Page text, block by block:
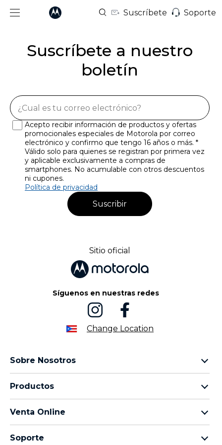
Suscríbete Soporte
Suscríbete a nuestro
boletín
Suscribir
Acepto recibir información de productos y ofertas
promocionales especiales de Motorola por correo
electrónico y confirmo que tengo 16 años o más. *
Válido solo para quienes se registran por primera vez
y aplicable exclusivamente a compras de
smartphones. No acumulable con otros descuentos
ni cupones.
Política de privacidad
Sitio oficial
Síguenos en nuestras redes
Change Location
Sobre Nosotros
Términos de uso
Aviso de Privacidad Web
Productos
Todos los teléfonos
Venta Online
Soporte